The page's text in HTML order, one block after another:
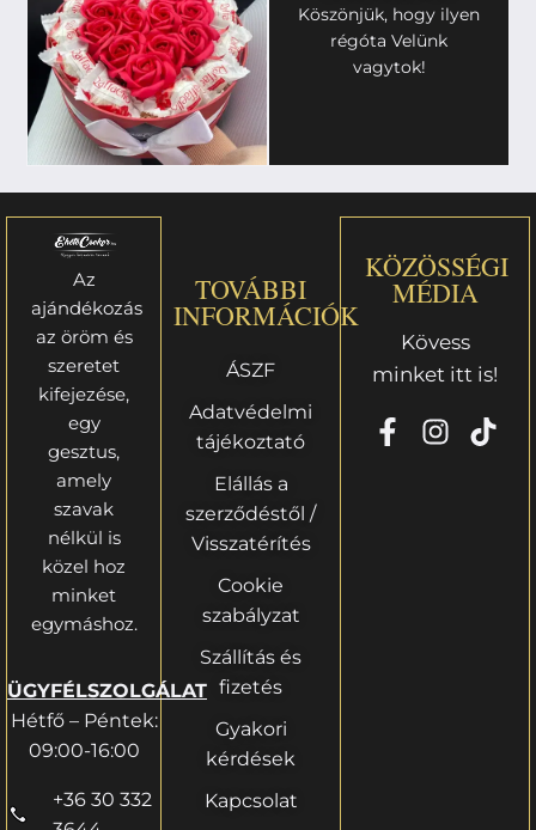
Köszönjük, hogy ilyen
régóta Velünk
vagytok!
Az
ajándékozás
az öröm és
szeretet
kifejezése,
egy
gesztus,
amely
szavak
nélkül is
közel hoz
minket
egymáshoz.
ÜGYFÉLSZOLGÁLAT
Hétfő – Péntek:
09:00-16:00
+36 30 332
TOVÁBBI
INFORMÁCIÓK
ÁSZF
Adatvédelmi
tájékoztató
Elállás a
szerződéstől /
Visszatérítés
Cookie
szabályzat
Szállítás és
fizetés
Gyakori
kérdések
Kapcsolat
KÖZÖSSÉGI
MÉDIA
Kövess
minket itt is!